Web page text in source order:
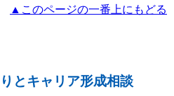
▲このページの一番上にもどる
とキャリア形成相談